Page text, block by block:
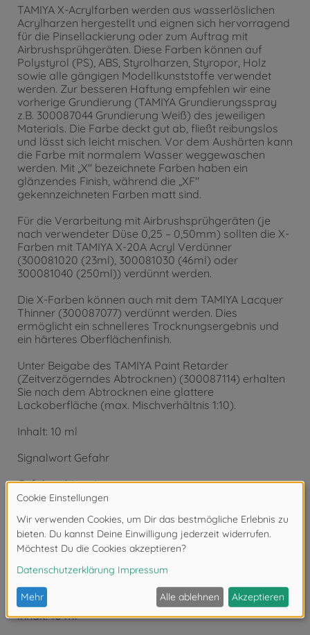
TAMIYA X-Acrylfarben werden aus wasserlöslichen
Acrylharzen hergestellt und eignen sich hervorragend
für die Pinsellackierung oder zum Auftrag mit
Airbrushsprühgeräten. Diese Farben können auf
Polystyrol (PS), ABS, Styrolharzen, Styropor, Holz
sowie alle gängigen Modellkunststoffe verwendet
werden. Zur besseren Haftung empfehlen wir eine
vorherige Grundierung (TAMIYA Grundierungsspray
z.B. 300087044 Grundierung Weiß) des jeweiligen
Materials. Die Farbe deckt gut ab, fließt reibungslos
und lässt sich leicht mischen. Vor dem Aushärten kann
die Farbe mit normalem Wasser weggewaschen
werden. Mit „X" bezeichnete Farben haben ein
glänzendes Finish, während die „XF"
gekennzeichneten Farben matt sind.
Für die Verarbeitung mit Airbrushsprühgeräten (je
nach verwendeter Düse 0,25 – 0,50mm) sollten die X-
Farben mit TAMIYA X-20A Acryl Verdünner
(300081020 (23ml), 300081030 (46ml) oder
300081040 (250ml)) verdünnt werden.
Die X-Farben können auch mit dem TAMIYA Lacquer
Thinner (300087077) verdünnt werden. Dies
ermöglicht ein schnelleres Trocknungsergebnis und
ein härteres Oberflächenfinish.
Unter Beigabe des TAMIYA Paint Retarder
(Zeitverzögerndes Abtrocknen) (300087114) erhalten
Sie nach dem Abtrocknen eine glattere
Lackoberfläche (max. Mischverhältnis 1:10).
Inhalt: 10 ml
Signalwort Gefahr
Gefahrenhinweise:
- H318: Verursacht schwere Augenschäden.
- H332: Gesundheitsschädlich bei Einatmen.
- H336: Kann Schläfrigkeit und Benommenheit
verursachen.
Tamiya X-Acrylfarbe
X -27 Klar-Rot glänzend
Inhalt: 10 ml